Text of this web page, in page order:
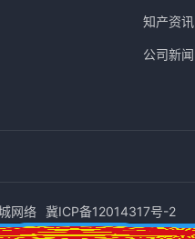
知产资讯
公司新闻
网络 冀ICP备12014317号-2